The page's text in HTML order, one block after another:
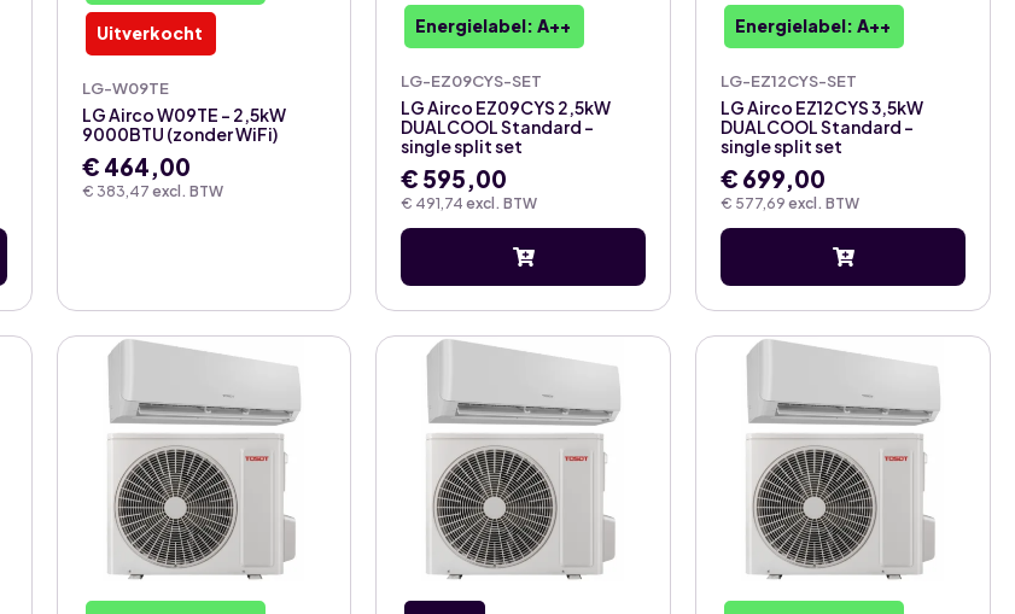
Uitverkocht
LG-W09TE
€ 383,47 excl. BTW
LG Airco W09TE – 2,5kW
9000BTU (zonder WiFi)
€ 464,00
Energielabel: A++
LG-EZ09CYS-SET
€ 491,74 excl. BTW
LG Airco EZ09CYS 2,5kW
DUALCOOL Standard –
single split set
€ 595,00
Energielabel: A++
LG-EZ12CYS-SET
€ 577,69 excl. BTW
LG Airco EZ12CYS 3,5kW
DUALCOOL Standard –
single split set
€ 699,00